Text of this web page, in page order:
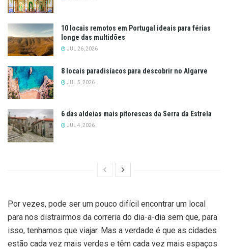
10 locais remotos em Portugal ideais para férias
longe das multidões
JUL 26, 2026
8 locais paradisíacos para descobrir no Algarve
JUL 5, 2026
6 das aldeias mais pitorescas da Serra da Estrela
JUL 4, 2026
Por vezes, pode ser um pouco difícil encontrar um local
para nos distrairmos da correria do dia-a-dia sem que, para
isso, tenhamos que viajar. Mas a verdade é que as cidades
estão cada vez mais verdes e têm cada vez mais espaços